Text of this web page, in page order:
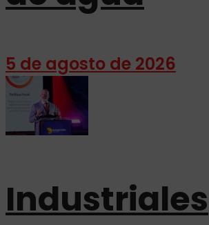
5 de agosto de 2026
Industriales